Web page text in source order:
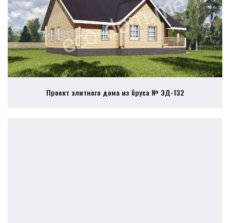
Проект элитного дома из бруса № ЭД-132